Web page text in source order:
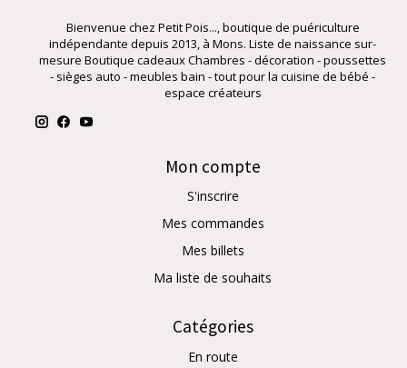
Bienvenue chez Petit Pois..., boutique de puériculture
indépendante depuis 2013, à Mons. Liste de naissance sur-
mesure Boutique cadeaux Chambres - décoration - poussettes
- sièges auto - meubles bain - tout pour la cuisine de bébé -
espace créateurs
Mon compte
S'inscrire
Mes commandes
Mes billets
Ma liste de souhaits
Catégories
En route